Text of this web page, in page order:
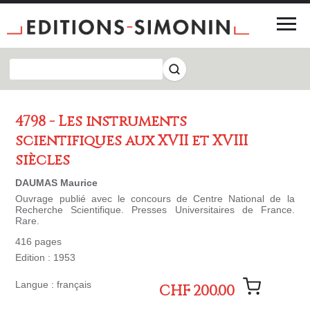
4798 - Les instruments
scientifiques aux XVII et XVIII
siècles
DAUMAS Maurice
Ouvrage publié avec le concours de Centre National de la
Recherche Scientifique. Presses Universitaires de France.
Rare.
416 pages
Edition : 1953
Langue : français CHF 200.00